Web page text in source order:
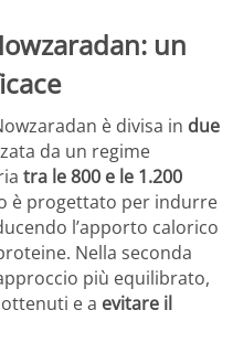
un
è divisa in due
da un regime
tra le 800 e le 1.200
è progettato per indurre
l’apporto calorico
Nella seconda
più equilibrato,
e a evitare il